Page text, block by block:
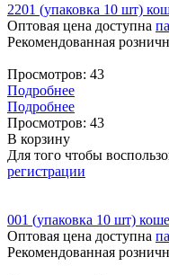
2201 (упаковка 10 шт)
Оптовая цена доступна
Рекомендованная
Просмотров: 43
Подробнее
Подробнее
Просмотров: 43
В корзину
Для того чтобы
регистрации
001 (упаковка 10 шт)
Оптовая цена доступна
Рекомендованная